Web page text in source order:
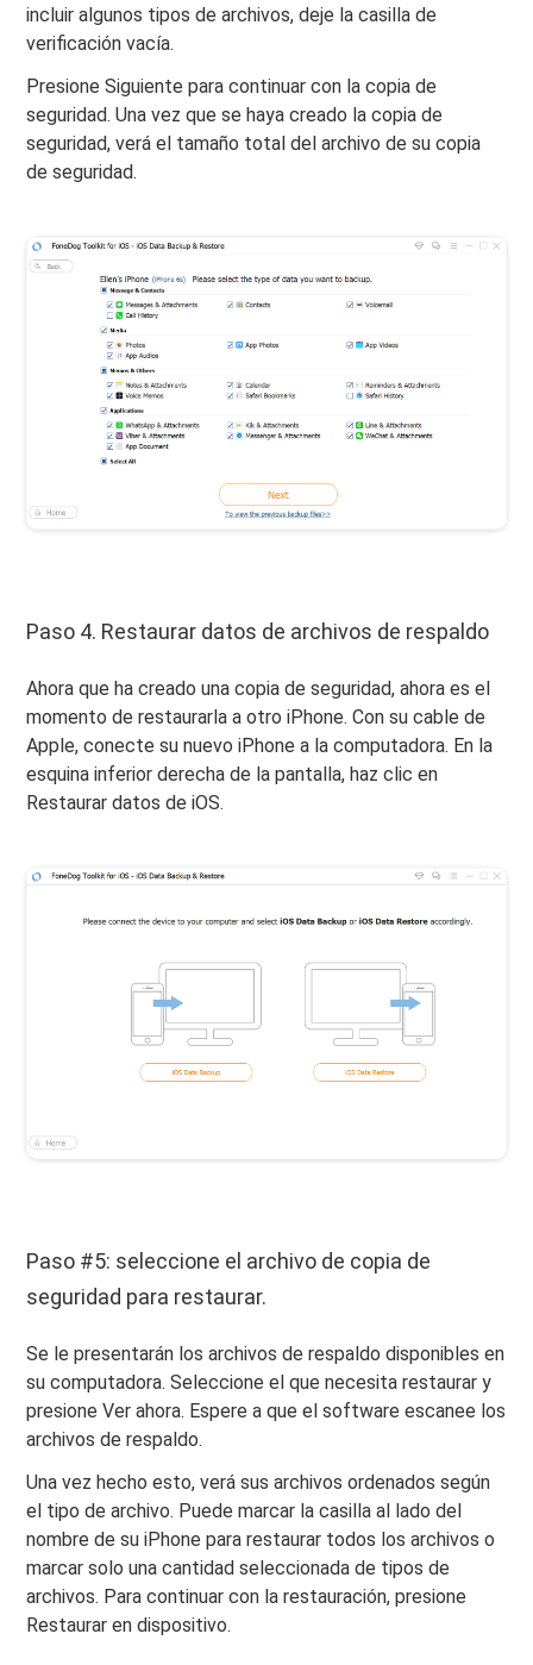
incluir algunos tipos de archivos, deje la casilla de
verificación vacía.
Presione Siguiente para continuar con la copia de
seguridad. Una vez que se haya creado la copia de
seguridad, verá el tamaño total del archivo de su copia
de seguridad.
Paso 4. Restaurar datos de archivos de respaldo
Ahora que ha creado una copia de seguridad, ahora es el
momento de restaurarla a otro iPhone. Con su cable de
Apple, conecte su nuevo iPhone a la computadora. En la
esquina inferior derecha de la pantalla, haz clic en
Restaurar datos de iOS.
Paso #5: seleccione el archivo de copia de
seguridad para restaurar.
Se le presentarán los archivos de respaldo disponibles en
su computadora. Seleccione el que necesita restaurar y
presione Ver ahora. Espere a que el software escanee los
archivos de respaldo.
Una vez hecho esto, verá sus archivos ordenados según
el tipo de archivo. Puede marcar la casilla al lado del
nombre de su iPhone para restaurar todos los archivos o
marcar solo una cantidad seleccionada de tipos de
archivos. Para continuar con la restauración, presione
Restaurar en dispositivo.